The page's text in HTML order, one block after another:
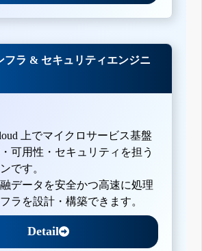
フラ & セキュリティエンジニ
上でマイクロサービス基盤
可用性・セキュリティを担う
です。
データを安全かつ高速に処理
ラを設計・構築できます。
Detail